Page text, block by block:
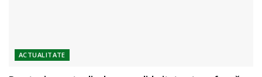
ACTUALITATE